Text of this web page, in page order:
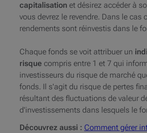
capitalisation et désirez accéder à
vous devrez le revendre. Dans le cas
rendements sont réinvestis dans le
Chaque fonds se voit attribuer un
risque compris entre 1 et 7 qui
investisseurs du risque de marché
fonds. Il s'agit du risque de pertes
résultant des fluctuations de valeur
d'investissements dans lesquels le
Découvrez aussi : Comment gérer